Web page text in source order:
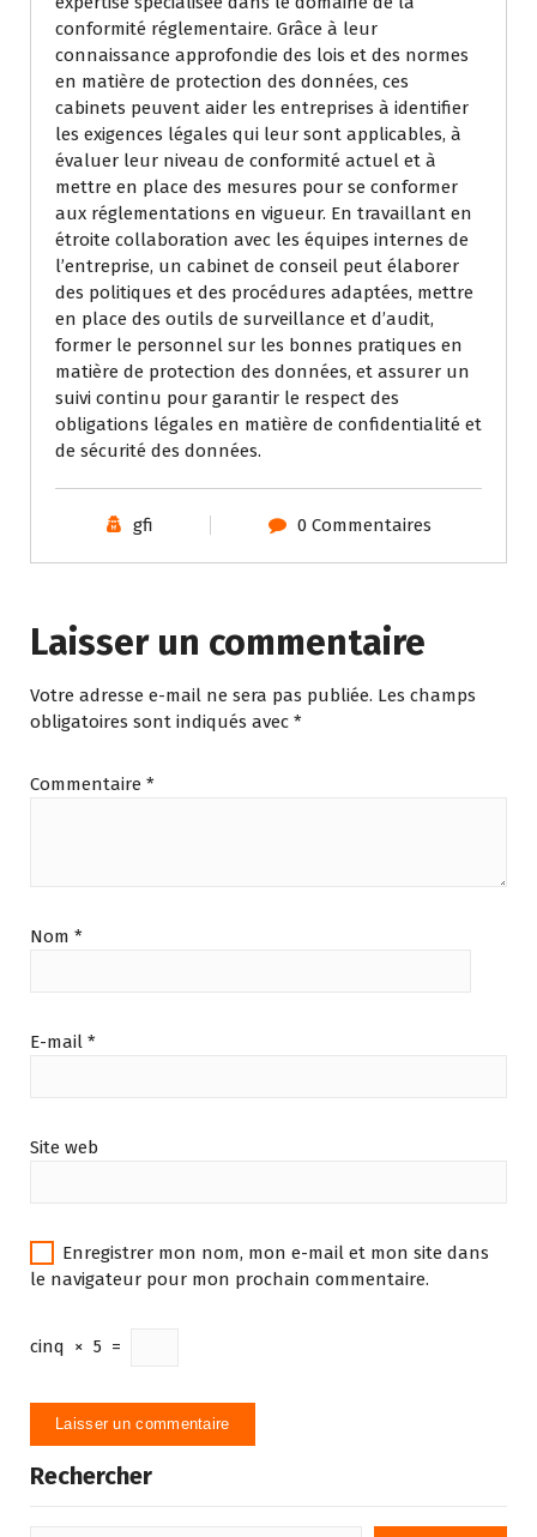
conformité réglementaire. Grâce à leur
connaissance approfondie des lois et des normes
en matière de protection des données, ces
cabinets peuvent aider les entreprises à identifier
les exigences légales qui leur sont applicables, à
évaluer leur niveau de conformité actuel et à
mettre en place des mesures pour se conformer
aux réglementations en vigueur. En travaillant en
étroite collaboration avec les équipes internes de
l’entreprise, un cabinet de conseil peut élaborer
des politiques et des procédures adaptées, mettre
en place des outils de surveillance et d’audit,
former le personnel sur les bonnes pratiques en
matière de protection des données, et assurer un
suivi continu pour garantir le respect des
obligations légales en matière de confidentialité et
de sécurité des données.
gfi 0 Commentaires
Laisser un commentaire
Votre adresse e-mail ne sera pas publiée. Les champs
obligatoires sont indiqués avec *
Commentaire *
Nom *
E-mail *
Site web
Enregistrer mon nom, mon e-mail et mon site dans
le navigateur pour mon prochain commentaire.
cinq × 5 =
Rechercher